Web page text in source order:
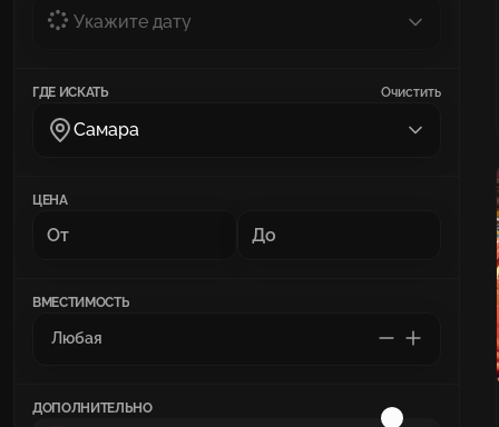
Укажите дату
ГДЕ ИСКАТЬ Очистить
Самара
ЦЕНА
ВМЕСТИМОСТЬ
ДОПОЛНИТЕЛЬНО